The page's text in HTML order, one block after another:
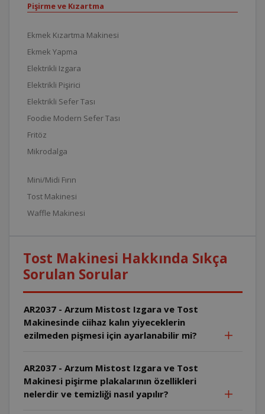
Pişirme ve Kızartma
Ekmek Kızartma Makinesi
Ekmek Yapma
Elektrikli Izgara
Elektrikli Pişirici
Elektrikli Sefer Tası
Foodie Modern Sefer Tası
Fritöz
Mikrodalga
Mini/Midi Fırın
Tost Makinesi
Waffle Makinesi
Tost Makinesi Hakkında Sıkça
Sorulan Sorular
AR2037 - Arzum Mistost Izgara ve Tost
Makinesinde ciihaz kalın yiyeceklerin
ezilmeden pişmesi için ayarlanabilir mi?
AR2037 - Arzum Mistost Izgara ve Tost
Makinesi pişirme plakalarının özellikleri
nelerdir ve temizliği nasıl yapılır?